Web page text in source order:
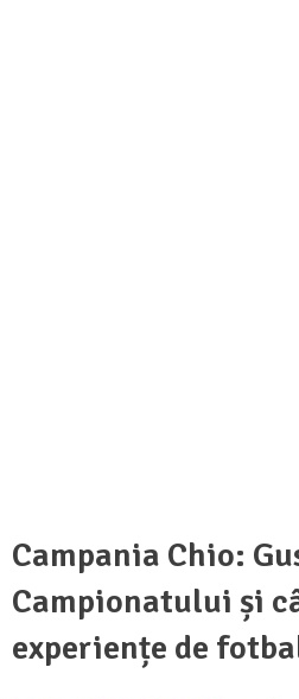
Campania Chio:
Campionatului și
experiențe de